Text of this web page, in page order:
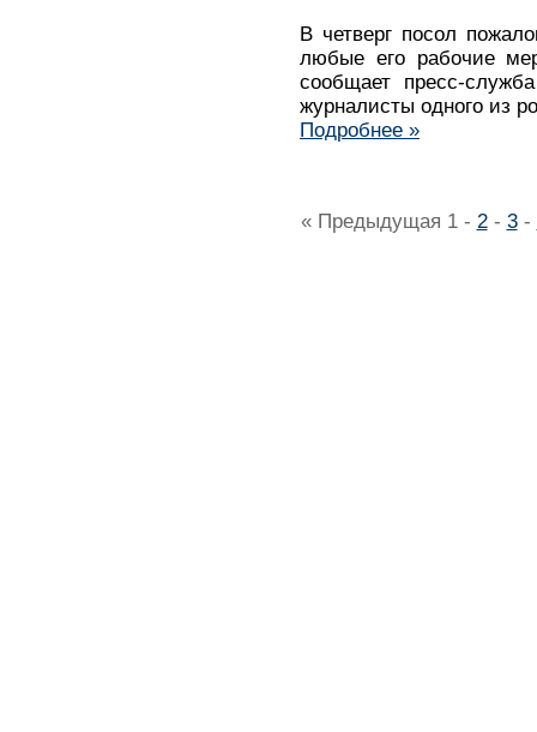
В четверг посол
любые его рабочие
сообщает пресс-
журналисты одного из
Подробнее »
« Предыдущая 1- 2- 3-